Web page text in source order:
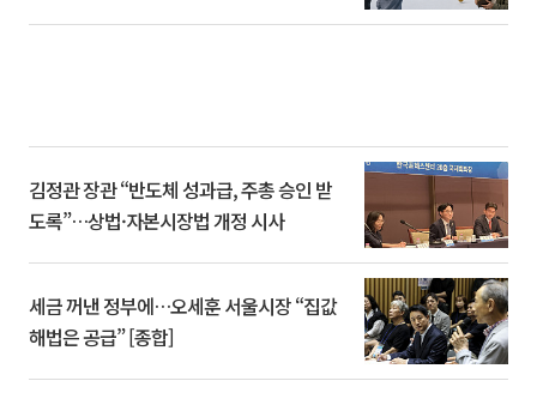
김정관 장관 “반도체 성과급, 주총 승인 받
도록”…상법·자본시장법 개정 시사
세금 꺼낸 정부에…오세훈 서울시장 “집값
해법은 공급” [종합]